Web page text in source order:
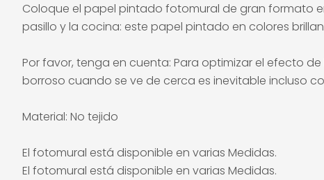
Coloque el papel pintado fotomural de gran formato
pasillo y la cocina: este papel pintado en colores
Por favor, tenga en cuenta: Para optimizar el efecto
borroso cuando se ve de cerca es inevitable incluso
Material: No tejido
El fotomural está disponible en varias Medidas.
El fotomural está disponible en varias Medidas.